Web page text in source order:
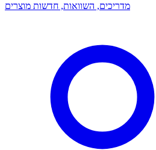
מדריכים, השוואות, חדשות מוצרים